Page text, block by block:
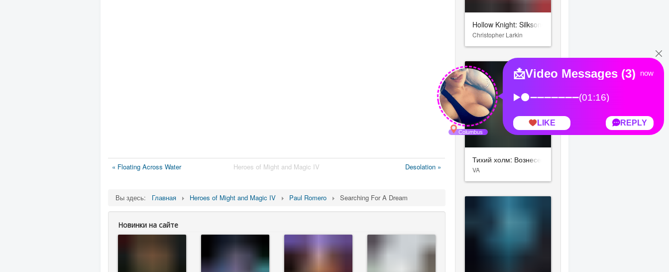
« Floating Across Water Heroes of Might and Magic IV Desolation »
Вы здесь: Главная Heroes of Might and Magic IV Paul Romero Searching For A Dream
Новинки на сайте
Hollow Knight: Silksong
Christopher Larkin
Тихий холм: Вознесение
VA